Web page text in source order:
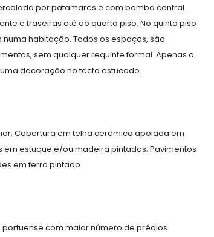
por patamares e com bomba central
e traseiras até ao quarto piso. No quinto piso
habitação. Todos os espaços, são
sem qualquer requinte formal. Apenas a
decoração no tecto estucado.
Cobertura em telha cerâmica apoiada em
estuque e/ou madeira pintados; Pavimentos
em ferro pintado.
portuense com maior número de prédios